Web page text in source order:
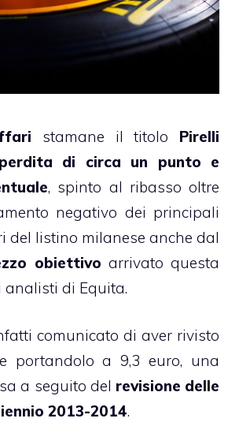
stamane il titolo Pirelli
perdita di circa un punto e
, spinto al ribasso oltre
negativo dei principali
del listino milanese anche dal
obiettivo arrivato questa
di Equita.
comunicato di aver rivisto
portandolo a 9,3 euro, una
a seguito del revisione delle
2013-2014.